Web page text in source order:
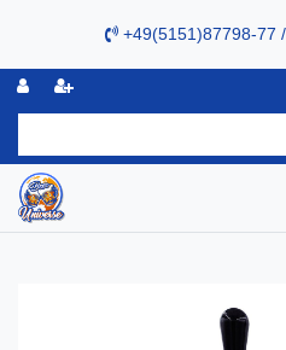
+49(5151)87798-77